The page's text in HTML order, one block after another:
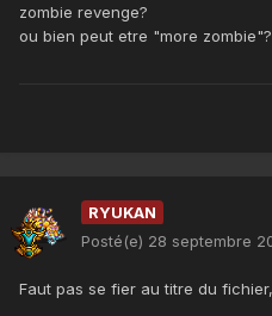
zombie revenge?
ou bien peut etre "more zombie"?
RYUKAN
Posté(e) 28 septembre
Faut pas se fier au titre du